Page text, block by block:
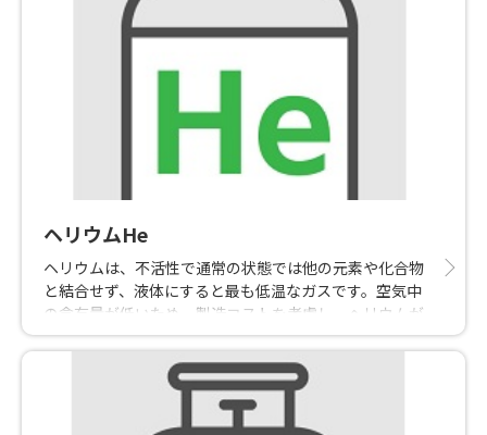
ヘリウムHe
ヘリウムは、不活性で通常の状態では他の元素や化合物
と結合せず、液体にすると最も低温なガスです。空気中
の含有量が低いため、製造コストを考慮し、ヘリウムが
約0.5%以上含まれる天然ガスの副産物として製造されま
す。主には、MRI（磁気共鳴画像）装置の電動コイルの
冷却用、光ファイバー焼結用の雰囲気ガス、呼吸用混合
ガス（ダイビングガス）などで利用されています。